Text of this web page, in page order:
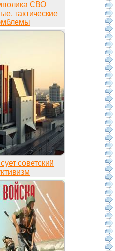
СВО
тактические
советский